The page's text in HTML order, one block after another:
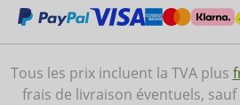
Tous les prix incluent la TVA plus
frais de livraison éventuels,